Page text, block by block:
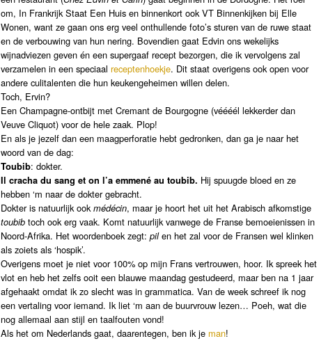
om, In Frankrijk Staat Een Huis en binnenkort ook VT Binnenkijken bij Elle
Wonen, want ze gaan ons erg veel onthullende foto’s sturen van de ruwe staat
en de verbouwing van hun nering. Bovendien gaat Edvin ons wekelijks
wijnadviezen geven én een supergaaf recept bezorgen, die ik vervolgens zal
verzamelen in een speciaalreceptenhoekje. Dit staat overigens ook open voor
andere culitalenten die hun keukengeheimen willen delen.
Toch, Ervin?
Een Champagne-ontbijt met Cremant de Bourgogne (véééél lekkerder dan
Veuve Cliquot) voor de hele zaak. Plop!
En als je jezelf dan een maagperforatie hebt gedronken, dan ga je naar het
woord van de dag:
Toubib: dokter.
Il cracha du sang et on l’a emmené au toubib. Hij spuugde bloed en ze
hebben ‘m naar de dokter gebracht.
Dokter is natuurlijk ookmédécin, maar je hoort het uit het Arabisch afkomstige
toubib toch ook erg vaak. Komt natuurlijk vanwege de Franse bemoeienissen in
Noord-Afrika. Het woordenboek zegt:pilen het zal voor de Fransen wel klinken
als zoiets als ‘hospik’.
Overigens moet je niet voor 100% op mijn Frans vertrouwen, hoor. Ik spreek het
vlot en heb het zelfs ooit een blauwe maandag gestudeerd, maar ben na 1 jaar
afgehaakt omdat ik zo slecht was in grammatica. Van de week schreef ik nog
een vertaling voor iemand. Ik liet ‘m aan de buurvrouw lezen… Poeh, wat die
nog allemaal aan stijl en taalfouten vond!
Als het om Nederlands gaat, daarentegen, ben ik je man!